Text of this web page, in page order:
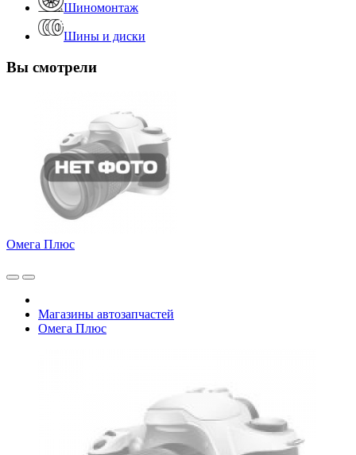
Шиномонтаж
Шины и диски
Вы смотрели
Омега Плюс
Магазины автозапчастей
Омега Плюс